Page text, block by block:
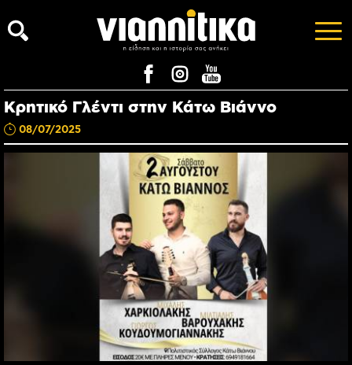
Κρητικό Γλέντι στην Κάτω Βιάννο
08/07/2025